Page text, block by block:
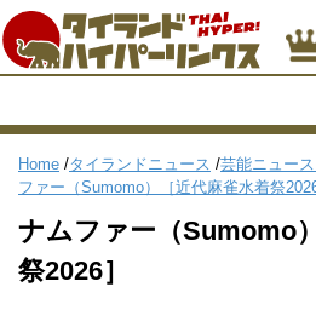
Home /タイランドニュース /芸能ニュー
ファー（Sumomo）［近代麻雀水着祭2026
ナムファー（Sumomo
祭2026］